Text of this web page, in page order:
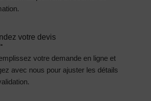
votre devis
votre demande en ligne et
avec nous pour ajuster les détails